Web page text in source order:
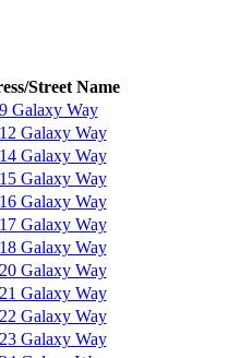
Street Name
Galaxy Way
Galaxy Way
Galaxy Way
Galaxy Way
Galaxy Way
Galaxy Way
Galaxy Way
Galaxy Way
Galaxy Way
Galaxy Way
Galaxy Way